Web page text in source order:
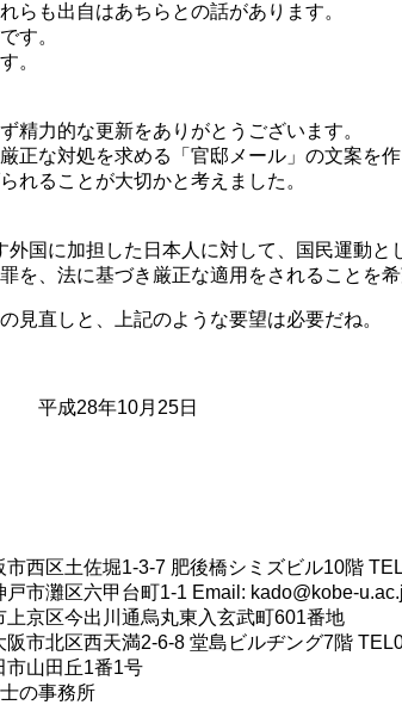
も出自はあちらとの話があります。
す。
。
精力的な更新をありがとうございます。
な対処を求める「官邸メール」の文案を
れることが大切かと考えました。
国に加担した日本人に対して、国民運動と
、法に基づき厳正な適用をされることを希
見直しと、上記のような要望は必要だね。
年10月25日
西区土佐堀1-3-7 肥後橋シミズビル10階
市灘区六甲台町1-1 Email: kado@kobe-
京区今出川通烏丸東入玄武町601番地
市北区西天満2-6-8 堂島ビルヂング7階
市山田丘1番1号
の事務所